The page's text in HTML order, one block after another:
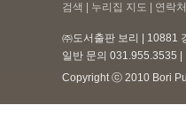
검색 | 누리집 지도 | 연락
㈜도서출판 보리 | 10881
일반 문의 031.955.3535
Copyright ⓒ 2010 Bori